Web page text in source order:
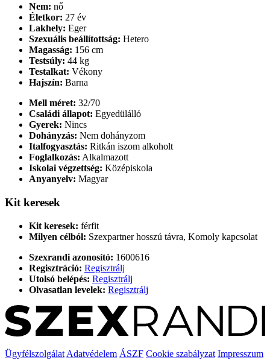
Nem: nő
Életkor: 27 év
Lakhely: Eger
Szexuális beállítottság: Hetero
Magasság: 156 cm
Testsúly: 44 kg
Testalkat: Vékony
Hajszín: Barna
Mell méret: 32/70
Családi állapot: Egyedülálló
Gyerek: Nincs
Dohányzás: Nem dohányzom
Italfogyasztás: Ritkán iszom alkoholt
Foglalkozás: Alkalmazott
Iskolai végzettség: Középiskola
Anyanyelv: Magyar
Kit keresek
Kit keresek: férfit
Milyen célból: Szexpartner hosszú távra, Komoly kapcsolat
Szexrandi azonosító: 1600616
Regisztráció: Regisztrálj
Utolsó belépés: Regisztrálj
Olvasatlan levelek: Regisztrálj
Ügyfélszolgálat Adatvédelem ÁSZF Cookie szabályzat Impresszum